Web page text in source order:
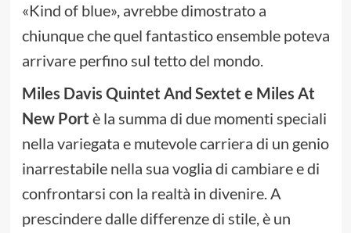
«Kind of blue», avrebbe dimostrato a
chiunque che quel fantastico ensemble poteva
arrivare perfino sul tetto del mondo.
Miles Davis Quintet And Sextet e Miles At
New Port è la summa di due momenti speciali
nella variegata e mutevole carriera di un genio
inarrestabile nella sua voglia di cambiare e di
confrontarsi con la realtà in divenire. A
prescindere dalle differenze di stile, è un